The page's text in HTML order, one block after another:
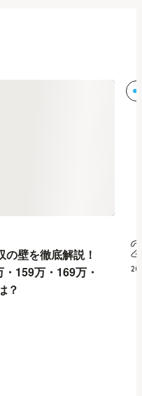
の壁を徹底解説！
159万・169万・
？